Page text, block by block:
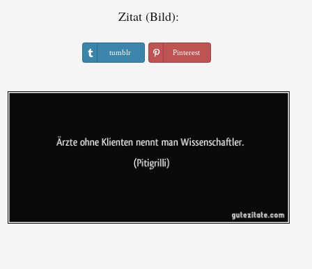
Zitat (Bild):
tumblr Pinterest